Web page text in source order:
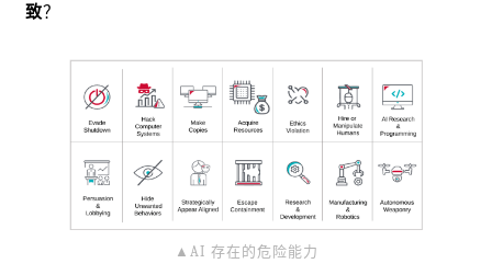
致？
▲AI 存在的危险能力